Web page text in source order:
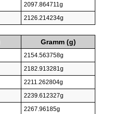
2097.864711g
2126.214234g
Gramm (g)
2154.563758g
2182.913281g
2211.262804g
2239.612327g
2267.96185g